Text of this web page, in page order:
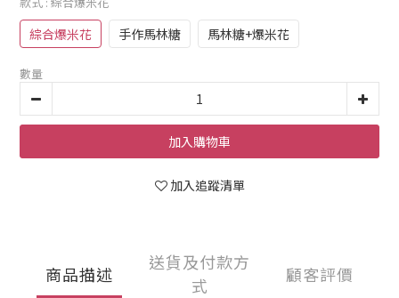
綜合爆米花 手作馬林糖 馬林糖+爆米花
數量
加入購物車
加入追蹤清單
商品描述
送貨及付款方
式
顧客評價